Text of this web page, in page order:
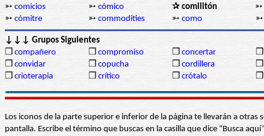
➳ comicios ➳ cómico ✰ comilitón ➳
➳ cómitre ➳ commodities ➳ como ➳
↓↓↓ Grupos Siguientes
❒ compañero ❒ compromiso ❒ concertar ❒
❒ convidar ❒ copucha ❒ cordillera ❒
❒ crioterapia ❒ crítico ❒ crótalo ❒
Los iconos de la parte superior e inferior de la página te llevarán a
pantalla. Escribe el término que buscas en la casilla que dice “Busca